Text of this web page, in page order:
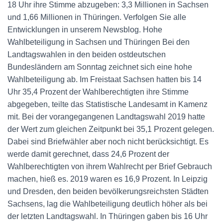
18 Uhr ihre Stimme abzugeben: 3,3 Millionen in Sachsen
und 1,66 Millionen in Thüringen. Verfolgen Sie alle
Entwicklungen in unserem Newsblog. Hohe
Wahlbeteiligung in Sachsen und Thüringen Bei den
Landtagswahlen in den beiden ostdeutschen
Bundesländern am Sonntag zeichnet sich eine hohe
Wahlbeteiligung ab. Im Freistaat Sachsen hatten bis 14
Uhr 35,4 Prozent der Wahlberechtigten ihre Stimme
abgegeben, teilte das Statistische Landesamt in Kamenz
mit. Bei der vorangegangenen Landtagswahl 2019 hatte
der Wert zum gleichen Zeitpunkt bei 35,1 Prozent gelegen.
Dabei sind Briefwähler aber noch nicht berücksichtigt. Es
werde damit gerechnet, dass 24,6 Prozent der
Wahlberechtigten von ihrem Wahlrecht per Brief Gebrauch
machen, hieß es. 2019 waren es 16,9 Prozent. In Leipzig
und Dresden, den beiden bevölkerungsreichsten Städten
Sachsens, lag die Wahlbeteiligung deutlich höher als bei
der letzten Landtagswahl. In Thüringen gaben bis 16 Uhr